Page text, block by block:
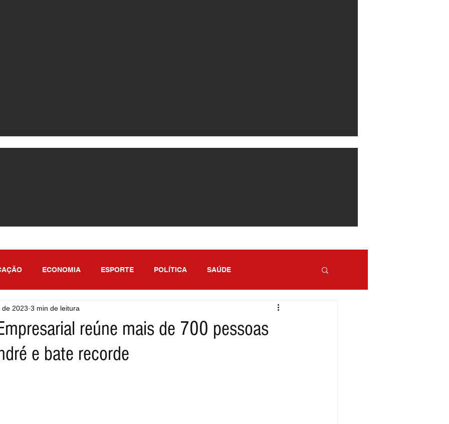
ECONOMIA ESPORTE POLÍTICA SAÚDE
reúne mais de 700 pessoas
e bate recorde
2023 3 min de leitura